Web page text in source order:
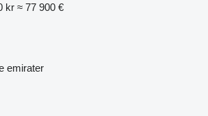
kr ≈ 77 900 €
emirater